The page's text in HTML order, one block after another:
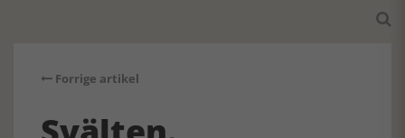

Forrige artikel